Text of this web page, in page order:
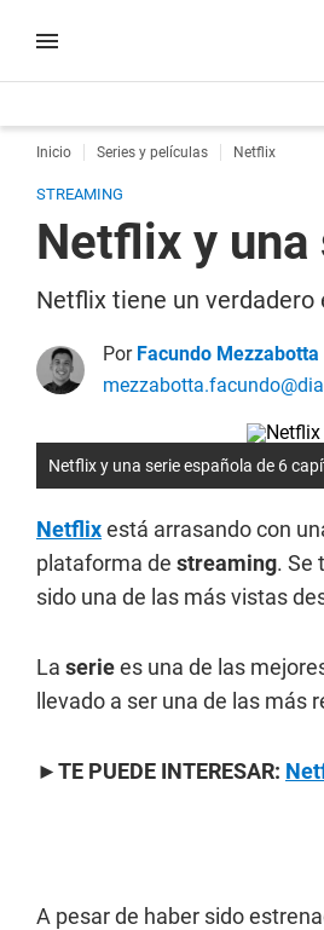
Inicio Series y películas Netflix
STREAMING
Netflix y una
Netflix tiene un
Por Facundo Mezzabotta
Netflix y una serie española de 6
Netflixestá arrasando con
plataforma de streaming. Se
sido una de las más vistas
La seriees una de las
llevado a ser una de las más
►TE PUEDE INTERESAR:
A pesar de haber sido